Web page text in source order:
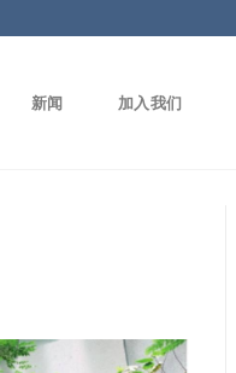
新闻 加入我们